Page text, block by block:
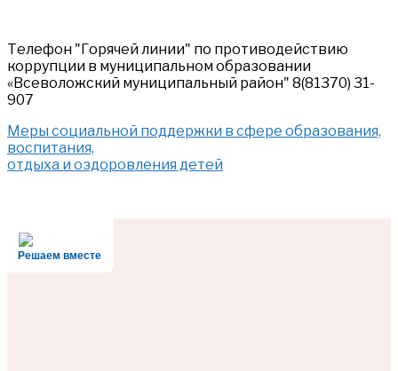
Телефон "Горячей линии" по противодействию
коррупции в муниципальном образовании
«Всеволожский муниципальный район" 8(81370) 31-
907
Меры социальной поддержки в сфере образования,
воспитания,
отдыха и оздоровления детей
Решаем вместе